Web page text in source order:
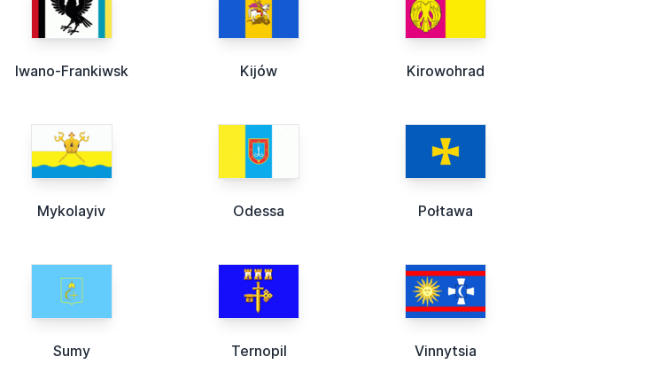
Iwano-Frankiwsk Kijów Kirowohrad
Mykolayiv Odessa Połtawa
Sumy Ternopil Vinnytsia